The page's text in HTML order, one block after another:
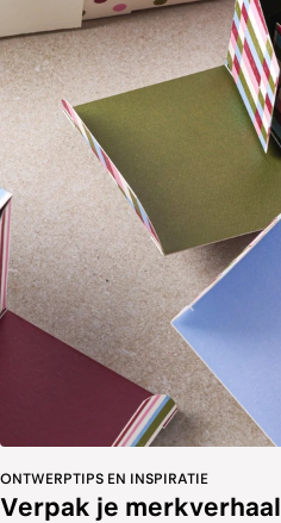
ONTWERPTIPS EN INSPIRATIE
Verpak je merkverhaal